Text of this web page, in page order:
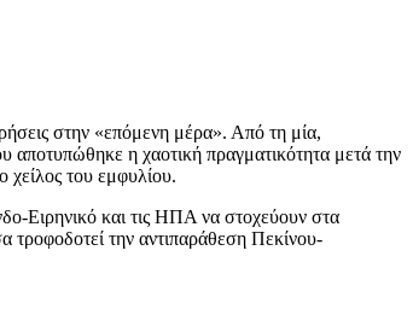
στην «επόμενη μέρα». Από τη μία,
αποτυπώθηκε η χαοτική πραγματικότητα μετά την
χείλος του εμφυλίου.
Ειρηνικό και τις ΗΠΑ να στοχεύουν στα
τροφοδοτεί την αντιπαράθεση Πεκίνου-